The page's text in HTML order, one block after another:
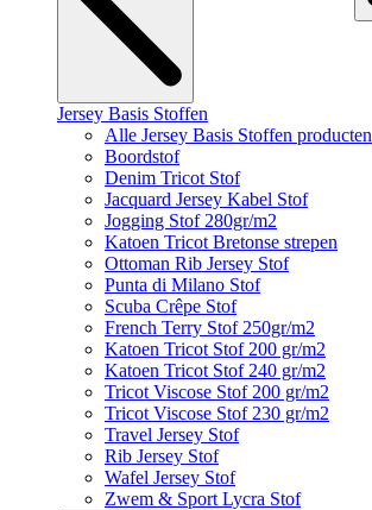
Jersey Basis Stoffen
Alle Jersey Basis Stoffen producten
Boordstof
Denim Tricot Stof
Jacquard Jersey Kabel Stof
Jogging Stof 280gr/m2
Katoen Tricot Bretonse strepen
Ottoman Rib Jersey Stof
Punta di Milano Stof
Scuba Crêpe Stof
French Terry Stof 250gr/m2
Katoen Tricot Stof 200 gr/m2
Katoen Tricot Stof 240 gr/m2
Tricot Viscose Stof 200 gr/m2
Tricot Viscose Stof 230 gr/m2
Travel Jersey Stof
Rib Jersey Stof
Wafel Jersey Stof
Zwem & Sport Lycra Stof